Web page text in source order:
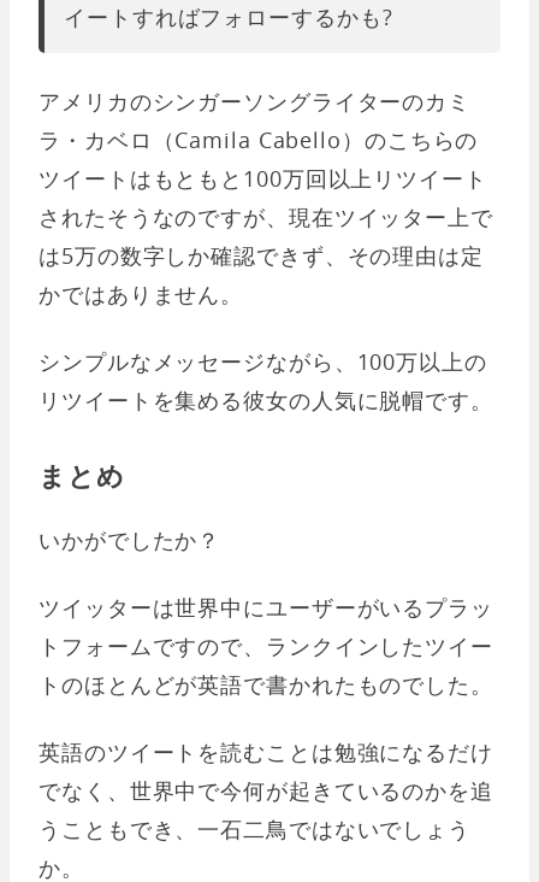
イートすればフォローするかも?
アメリカのシンガーソングライターのカミ
ラ・カベロ（Camila Cabello）のこちらの
ツイートはもともと100万回以上リツイート
されたそうなのですが、現在ツイッター上で
は5万の数字しか確認できず、その理由は定
かではありません。
シンプルなメッセージながら、100万以上の
リツイートを集める彼女の人気に脱帽です。
まとめ
いかがでしたか？
ツイッターは世界中にユーザーがいるプラッ
トフォームですので、ランクインしたツイー
トのほとんどが英語で書かれたものでした。
英語のツイートを読むことは勉強になるだけ
でなく、世界中で今何が起きているのかを追
うこともでき、一石二鳥ではないでしょう
か。